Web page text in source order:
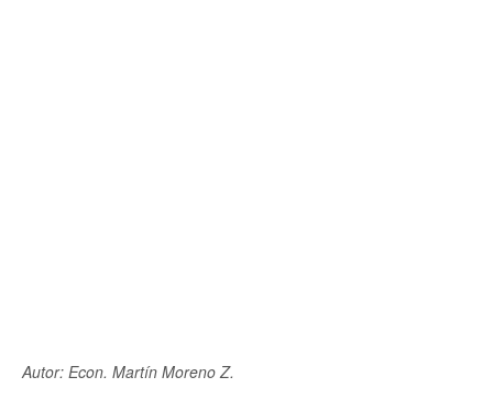
Autor: Econ. Martín Moreno Z.